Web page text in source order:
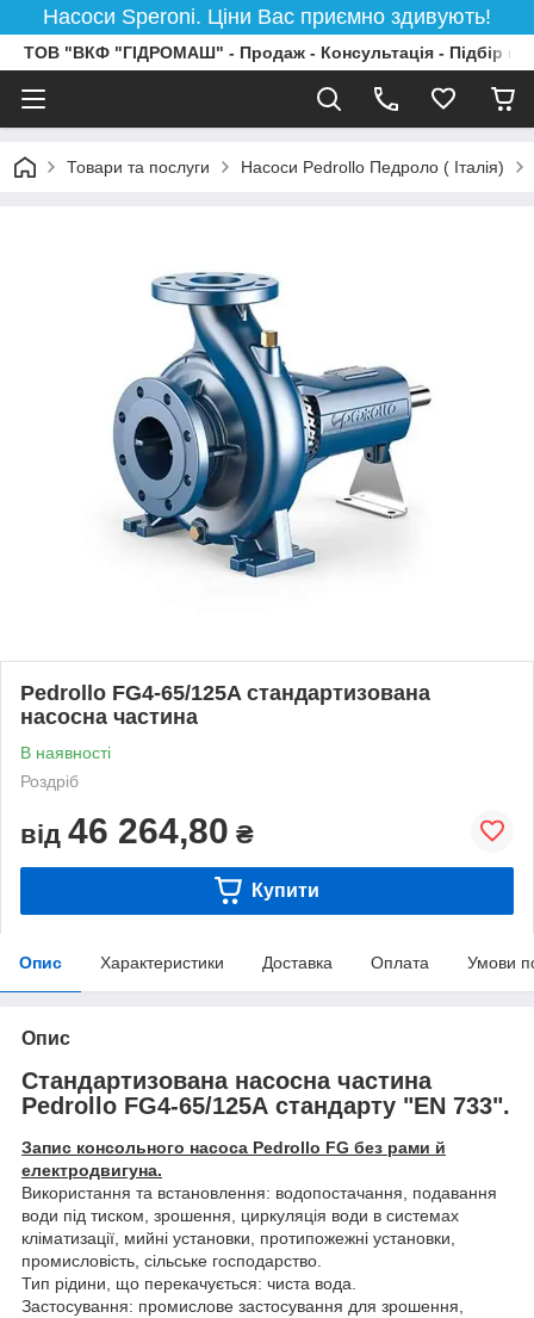
Насоси Speroni. Ціни Вас приємно здивують!
ТОВ "ВКФ "ГІДРОМАШ" - Продаж - Консультація - Підбір
Товари та послуги Насоси Pedrollo Педроло ( Італія)
Pedrollo FG4-65/125A стандартизована
насосна частина
В наявності
Роздріб
від 46 264,80 ₴
Купити
Опис Характеристики Доставка Оплата Умови
Опис
Стандартизована насосна частина
Pedrollo FG4-65/125A стандарту "EN 733".
Запис консольного насоса Pedrollo FG без рами й
електродвигуна.
Використання та встановлення: водопостачання, подавання
води під тиском, зрошення, циркуляція води в системах
кліматизації, мийні установки, протипожежні установки,
промисловість, сільське господарство.
Тип рідини, що перекачується: чиста вода.
Застосування: промислове застосування для зрошення,